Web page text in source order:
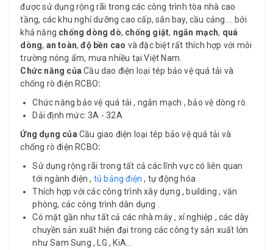
được sử dụng rộng rãi trong các công trình tòa nhà cao
tầng, các khu nghỉ dưỡng cao cấp, sân bay, cầu cảng…. bởi
khả năng chống dòng dò, chống giật, ngắn mạch, quá
dòng, an toàn,độ bền cao và đặc biệt rất thích hợp với môi
trường nóng ẩm, mưa nhiều tại Việt Nam.
Chức năng củaCầu dao điện loại tép bảo vệ quá tải và
chống rò điện RCBO:
Chức năng bảo vệ quá tải , ngắn mạch , bảo vệ dòng rò.
Dải định mức: 3A - 32A
Ứng dụng củaCầu giao điện loại tép bảo vệ quá tải và
chống rò điện RCBO:
Sử dụng rộng rãi trong tất cả các lĩnh vực có liên quan
tới ngành điện , tủ bảng điện , tự động hóa
Thích hợp với các công trình xây dựng , building , văn
phòng, các công trình dân dụng .
Có mặt gần như tất cả các nhà máy , xí nghiệp , các dây
chuyền sản xuất hiện đại trong các công ty sản xuất lớn
như Sam Sung , LG , KiA…